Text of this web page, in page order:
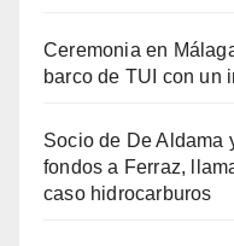
Ceremonia en
barco de TUI con un
Socio de De Aldama
fondos a Ferraz,
caso hidrocarburos